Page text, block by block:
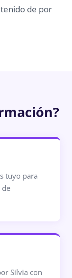
de por
tuyo para
de
Silvia con